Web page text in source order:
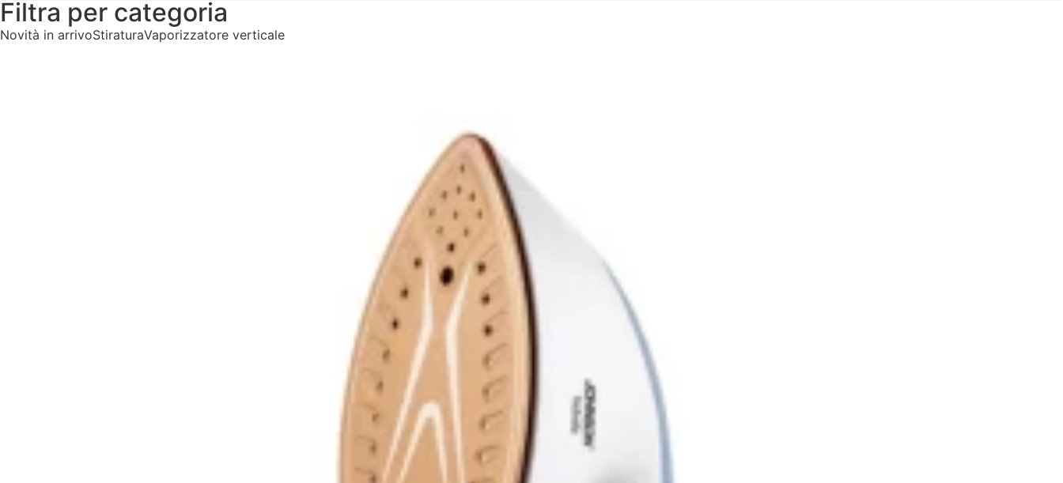
Filtra per categoria
Novità in arrivoStiraturaVaporizzatore verticale